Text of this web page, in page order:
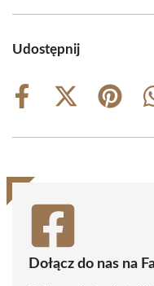
Udostępnij
Share
Share
(Twitter)
Share
Dołącz do nas na